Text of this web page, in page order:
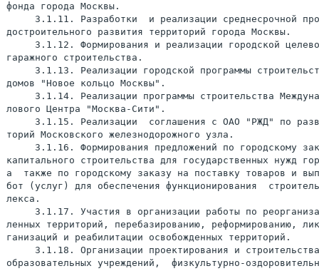
фонда города Москвы.
3.1.11. Разработки  и реализации среднесрочной
достроительного развития территорий города Москвы.
3.1.12. Формирования и реализации городской
гаражного строительства.
3.1.13. Реализации городской программы
домов "Новое кольцо Москвы".
3.1.14. Реализации программы строительства
лового Центра "Москва-Сити".
3.1.15. Реализации  соглашения с ОАО "РЖД" по
торий Московского железнодорожного узла.
3.1.16. Формирования предложений по городскому
капитального строительства для государственных нужд
а  также по городскому заказу на поставку товаров и
бот (услуг) для обеспечения функционирования
лекса.
3.1.17. Участия в организации работы по
ленных территорий, перебазированию, реформированию,
ганизаций и реабилитации освобожденных территорий.
3.1.18. Организации проектирования и
образовательных учреждений,  физкультурно-